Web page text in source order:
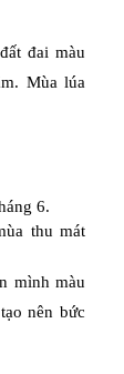
đai màu
Mùa lúa
6.
thu mát
mình màu
nên bức